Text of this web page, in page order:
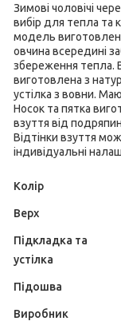
Зимові чоловічі
вибір для тепла та
модель
овчина всередині
збереження тепла.
виготовлена з
устілка з вовни.
Носок та пятка
взуття від
Відтінки взуття
індивідуальні
Колір
Верх
Підкладка та
устілка
Підошва
Виробник